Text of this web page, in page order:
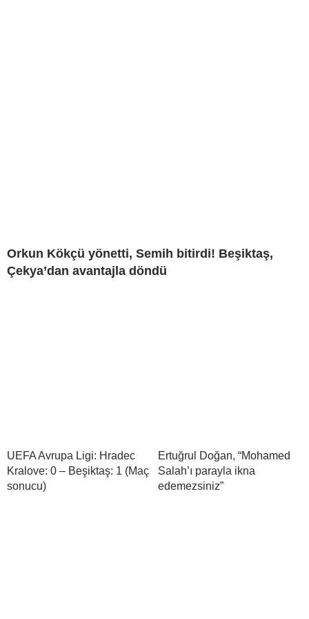
Orkun Kökçü yönetti, Semih bitirdi! Beşiktaş,
Çekya’dan avantajla döndü
UEFA Avrupa Ligi: Hradec
Kralove: 0 – Beşiktaş: 1 (Maç
sonucu)
Ertuğrul Doğan, “Mohamed
Salah’ı parayla ikna
edemezsiniz”